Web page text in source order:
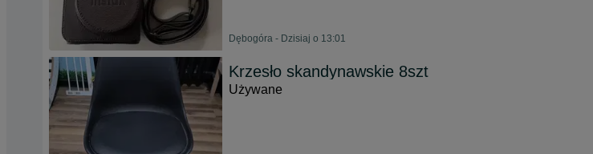
Dębogóra - Dzisiaj o 13:01
Krzesło skandynawskie 8szt
Używane